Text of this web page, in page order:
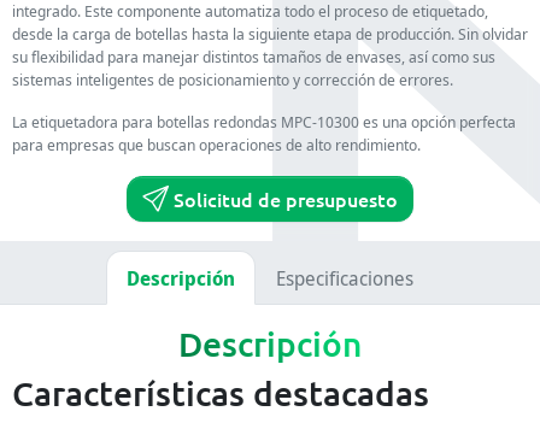
integrado. Este componente automatiza todo el proceso de etiquetado,
desde la carga de botellas hasta la siguiente etapa de producción. Sin olvidar
su flexibilidad para manejar distintos tamaños de envases, así como sus
sistemas inteligentes de posicionamiento y corrección de errores.
La etiquetadora para botellas redondas MPC-10300 es una opción perfecta
para empresas que buscan operaciones de alto rendimiento.
Solicitud de presupuesto
Descripción Especificaciones
Descripción
Características destacadas